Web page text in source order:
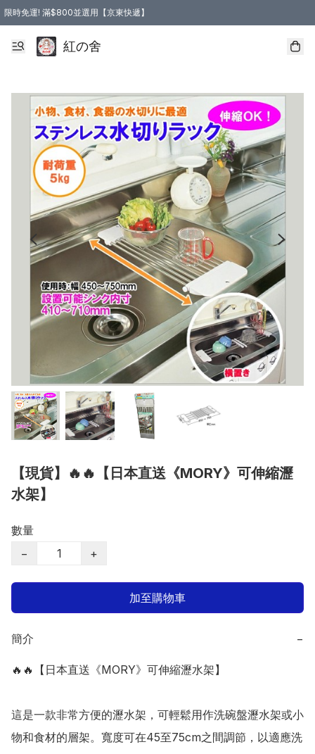
限時免運! 滿$800並選用【京東快遞】
紅の舍
【現貨】🔥🔥【日本直送《MORY》可伸縮瀝
水架】
數量
−
+
加至購物車
簡介 −
🔥🔥【日本直送《MORY》可伸縮瀝水架】
這是一款非常方便的瀝水架，可輕鬆用作洗碗盤瀝水架或小
物和食材的層架。寬度可在45至75cm之間調節，以適應洗